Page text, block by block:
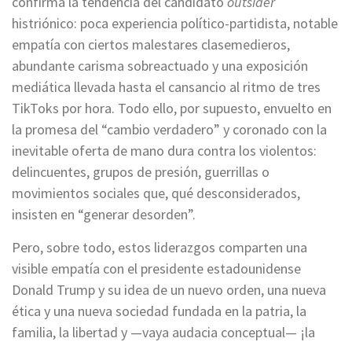
histriónico: poca experiencia político-partidista, notable
empatía con ciertos malestares clasemedieros,
abundante carisma sobreactuado y una exposición
mediática llevada hasta el cansancio al ritmo de tres
TikToks por hora. Todo ello, por supuesto, envuelto en
la promesa del “cambio verdadero” y coronado con la
inevitable oferta de mano dura contra los violentos:
delincuentes, grupos de presión, guerrillas o
movimientos sociales que, qué desconsiderados,
insisten en “generar desorden”.
Pero, sobre todo, estos liderazgos comparten una
visible empatía con el presidente estadounidense
Donald Trump y su idea de un nuevo orden, una nueva
ética y una nueva sociedad fundada en la patria, la
familia, la libertad y —vaya audacia conceptual— ¡la